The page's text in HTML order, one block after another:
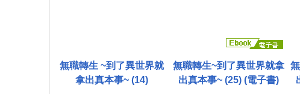
無職轉生 ~到了異世界就
拿出真本事~ (14)
無職轉生~到了異世界就拿
出真本事~ (25) (電子書)